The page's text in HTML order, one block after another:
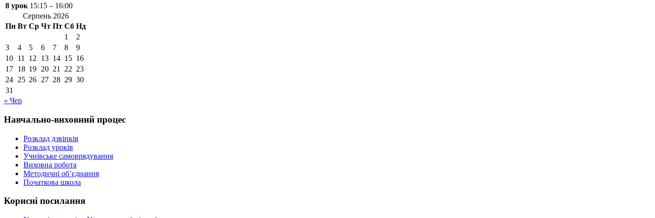
8 урок 15:15 – 16:00
Серпень 2026
Пн Вт Ср Чт Пт Сб Нд
1
2
3
4 5 6 7 8
9
10 11 12 13 14 15 16
17 18 19 20 21 22 23
24 25 26 27 28 29 30
31
« Чер
Навчально-виховний процес
Розклад дзвінків
Розклад уроків
Учнівське самоврядування
Виховна робота
Методичні об’єднання
Початкова школа
Корисні посилання